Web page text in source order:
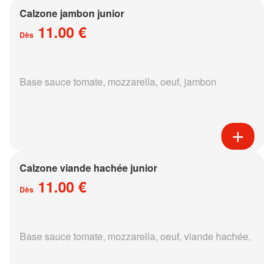
Calzone jambon junior
Dès 11.00 €
Base sauce tomate, mozzarella, oeuf, jambon
Calzone viande hachée junior
Dès 11.00 €
Base sauce tomate, mozzarella, oeuf, viande hachée,